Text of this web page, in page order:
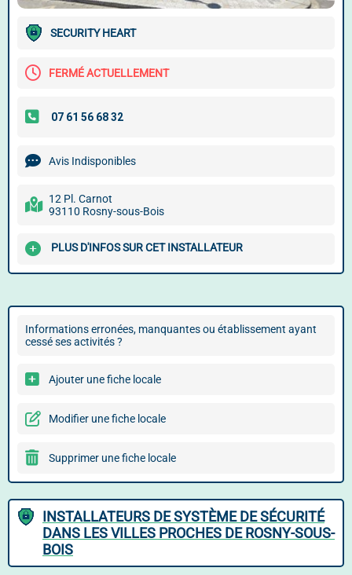
SECURITY HEART
FERMÉ ACTUELLEMENT
Avis Indisponibles
12 Pl. Carnot
93110 Rosny-sous-Bois
PLUS D'INFOS SUR CET INSTALLATEUR
Informations erronées, manquantes ou établissement ayant
cessé ses activités ?
Ajouter une fiche locale
Modifier une fiche locale
Supprimer une fiche locale
INSTALLATEURS DE SYSTÈME DE SÉCURITÉ
DANS LES VILLES PROCHES DE ROSNY-SOUS-
BOIS